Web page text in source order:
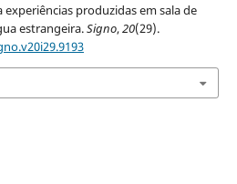
experiências produzidas em sala de
estrangeira.Signo,20(29).